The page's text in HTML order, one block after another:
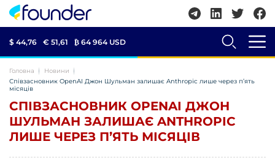
$ 44,76 € 51,61 ₿ 64 964 USD
Головна
Новини
Співзасновник OpenAI Джон Шульман залишає Anthropic лише через п’ять
місяців
СПІВЗАСНОВНИК OPENAI ДЖОН
ШУЛЬМАН ЗАЛИШАЄ ANTHROPIC
ЛИШЕ ЧЕРЕЗ П’ЯТЬ МІСЯЦІВ